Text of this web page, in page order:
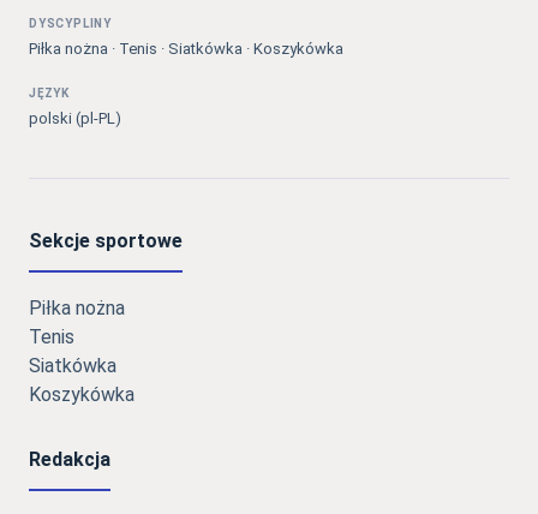
DYSCYPLINY
Piłka nożna · Tenis · Siatkówka · Koszykówka
JĘZYK
polski (pl-PL)
Sekcje sportowe
Piłka nożna
Tenis
Siatkówka
Koszykówka
Redakcja